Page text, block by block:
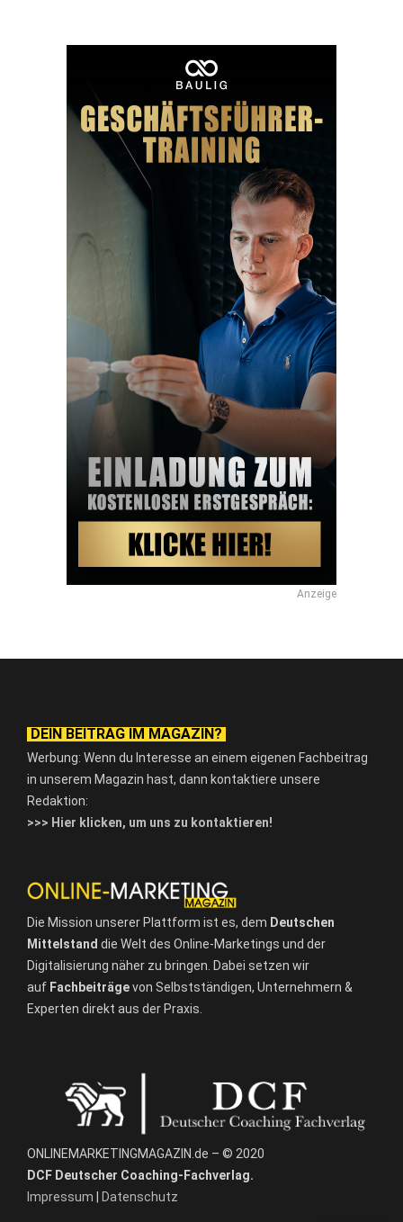
Anzeige
DEIN BEITRAG IM MAGAZIN?
Werbung: Wenn du Interesse an einem eigenen Fachbeitrag
in unserem Magazin hast, dann kontaktiere unsere
Redaktion:
>>> Hier klicken, um uns zu kontaktieren!
Die Mission unserer Plattform ist es, dem Deutschen
Mittelstand die Welt des Online-Marketings und der
Digitalisierung näher zu bringen. Dabei setzen wir
auf Fachbeiträgevon Selbstständigen, Unternehmern &
Experten direkt aus der Praxis.
ONLINEMARKETINGMAGAZIN.de – © 2020
DCF Deutscher Coaching-Fachverlag.
Impressum
Datenschutz